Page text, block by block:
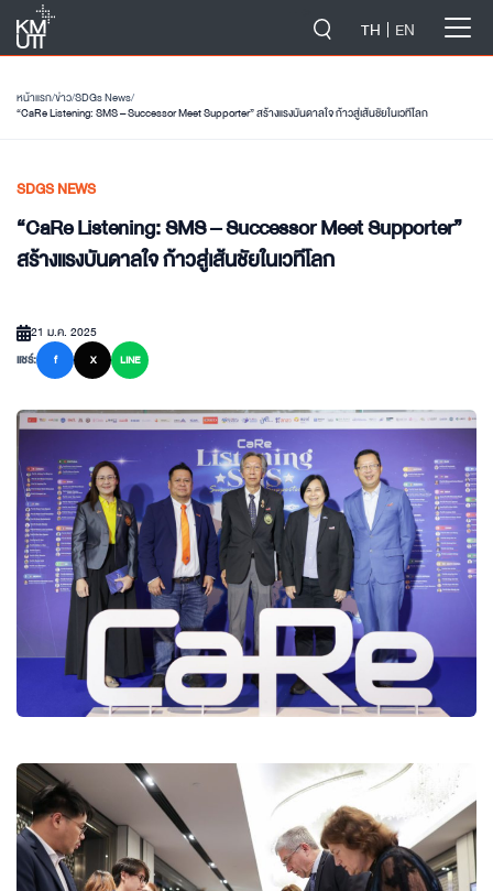
TH EN
หน้าแรก/ข่าว/SDGs News/
“CaRe Listening: SMS – Successor Meet Supporter” สร้างแรงบันดาลใจ ก้าวสู่เส้นชัยในเวทีโลก
SDGS NEWS
“CaRe Listening: SMS – Successor Meet Supporter”
สร้างแรงบันดาลใจ ก้าวสู่เส้นชัยในเวทีโลก
21 ม.ค. 2025
แชร์:
f X LINE